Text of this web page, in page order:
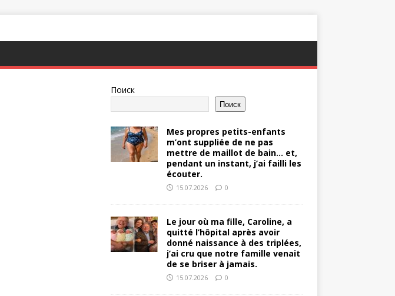
Поиск
Поиск
Mes propres petits-enfants
m’ont suppliée de ne pas
mettre de maillot de bain… et,
pendant un instant, j’ai failli les
écouter.
15.07.2026 0
Le jour où ma fille, Caroline, a
quitté l’hôpital après avoir
donné naissance à des triplées,
j’ai cru que notre famille venait
de se briser à jamais.
15.07.2026 0